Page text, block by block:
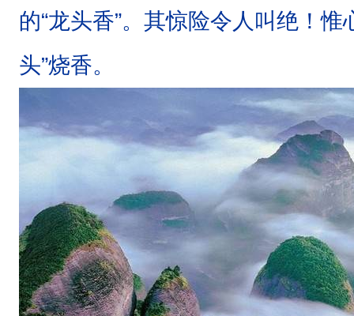
的“龙头香”。其惊险令人叫绝！惟
头”烧香。